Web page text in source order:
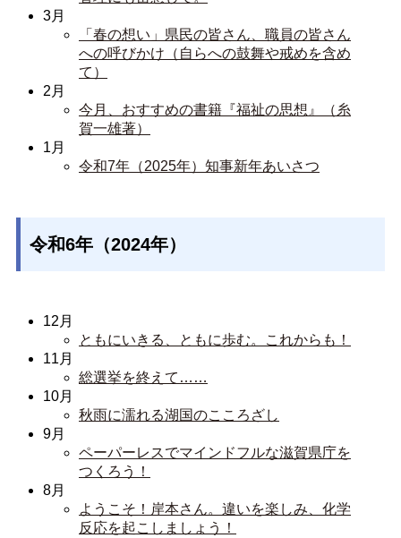
3月
「春の想い」県民の皆さん、職員の皆さん
への呼びかけ（自らへの鼓舞や戒めを含め
て）
2月
今月、おすすめの書籍『福祉の思想』（糸
賀一雄著）
1月
令和7年（2025年）知事新年あいさつ
令和6年（2024年）
12月
ともにいきる、ともに歩む。これからも！
11月
総選挙を終えて……
10月
秋雨に濡れる湖国のこころざし
9月
ペーパーレスでマインドフルな滋賀県庁を
つくろう！
8月
ようこそ！岸本さん。違いを楽しみ、化学
反応を起こしましょう！